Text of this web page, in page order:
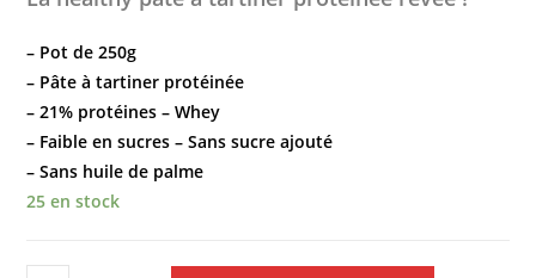
– Pot de 250g
– Pâte à tartiner protéinée
– 21% protéines – Whey
– Faible en sucres – Sans sucre ajouté
– Sans huile de palme
25 en stock